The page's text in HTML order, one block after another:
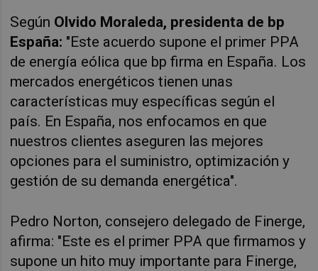
Según Olvido Moraleda, presidenta de bp
España: "Este acuerdo supone el primer PPA
de energía eólica que bp firma en España. Los
mercados energéticos tienen unas
características muy específicas según el
país. En España, nos enfocamos en que
nuestros clientes aseguren las mejores
opciones para el suministro, optimización y
gestión de su demanda energética".
Pedro Norton, consejero delegado de Finerge,
afirma: "Este es el primer PPA que firmamos y
supone un hito muy importante para Finerge,